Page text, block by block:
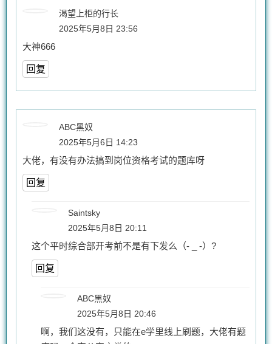
渴望上柜的行长
2025年5月8日 23:56
大神666
回复
ABC黑奴
2025年5月6日 14:23
大佬，有没有办法搞到岗位资格考试的题库呀
回复
Saintsky
2025年5月8日 20:11
这个平时综合部开考前不是有下发么（- _ -）?
回复
ABC黑奴
2025年5月8日 20:46
啊，我们这没有，只能在e学里线上刷题，大佬有题